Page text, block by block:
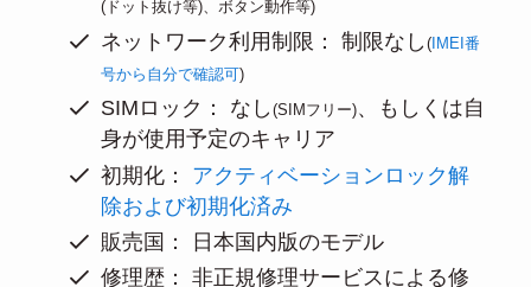
(ドット抜け等)、ボタン動作等)
ネットワーク利用制限： 制限なし(IMEI番
号から自分で確認可)
SIMロック： なし(SIMフリー)、もしくは自
身が使用予定のキャリア
初期化： アクティベーションロック解
除および初期化済み
販売国： 日本国内版のモデル
修理歴： 非正規修理サービスによる修